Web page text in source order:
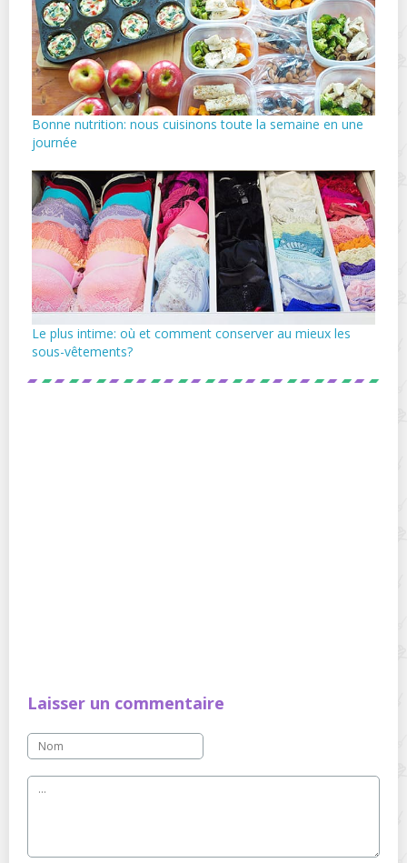
Bonne nutrition: nous cuisinons toute la semaine en une
journée
Le plus intime: où et comment conserver au mieux les
sous-vêtements?
Laisser un commentaire